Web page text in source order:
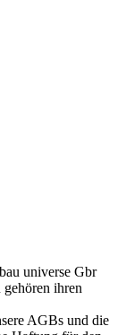
universe Gbr
ihren
AGBs und die